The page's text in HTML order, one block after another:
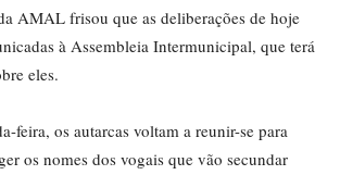
AMAL frisou que as deliberações de hoje
à Assembleia Intermunicipal, que terá
eles.
feira, os autarcas voltam a reunir-se para
os nomes dos vogais que vão secundar